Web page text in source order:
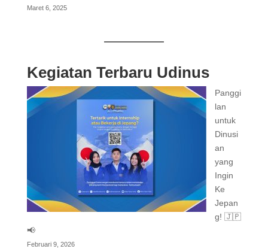
Maret 6, 2025
Kegiatan Terbaru Udinus
Panggi
lan
untuk
Dinusi
an
yang
Ingin
Ke
Jepan
g! 🇯🇵
📢
Februari 9, 2026